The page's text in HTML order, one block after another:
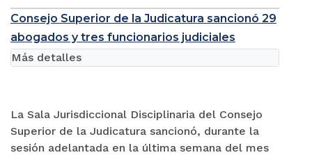
Consejo Superior de la Judicatura sancionó 29
abogados y tres funcionarios judiciales
La Sala Jurisdiccional Disciplinaria del Consejo
Superior de la Judicatura sancionó, durante la
sesión adelantada en la última semana del mes
Más detalles